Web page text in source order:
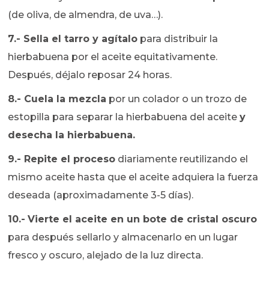
(de oliva, de almendra, de uva…).
7.- Sella el tarro y agítalo para distribuir la
hierbabuena por el aceite equitativamente.
Después, déjalo reposar 24 horas.
8.- Cuela la mezcla por un colador o un trozo de
estopilla para separar la hierbabuena del aceitey
desecha la hierbabuena.
9.- Repite el proceso diariamente reutilizando el
mismo aceite hasta que el aceite adquiera la fuerza
deseada (aproximadamente 3-5 días).
10.- Vierte el aceite en un bote de cristal oscuro
para después sellarlo y almacenarlo en un lugar
fresco y oscuro, alejado de la luz directa.